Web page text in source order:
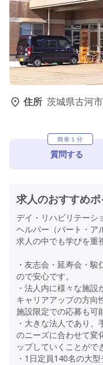
住所 茨城県古河
簡単１分
質問する
求人のおすすめポ
デイ・リハビリテーシ
ヘルパー（パート・ア
求人の中でも学びを重
・友志会・延寿会・
ので安心です。
・法人内に様々な施
キャリアアップの方向
施設限定での応募も可
・大きな法人であり
のニーズに合わせて変
ップしていくことがで
・1日定員140名の大